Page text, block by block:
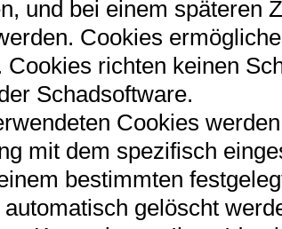
und bei einem späteren
Cookies
Cookies richten keinen
Schadsoftware.
Cookies
mit dem spezifisch
bestimmten
gelöscht